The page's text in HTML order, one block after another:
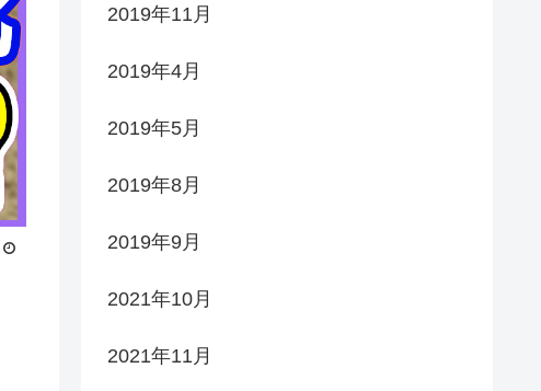
2019年11月
2019年4月
2019年5月
2019年8月
2019年9月
2021年10月
2021年11月